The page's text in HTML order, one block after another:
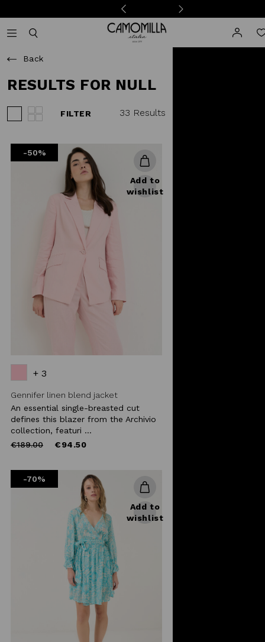
Camomilla Italia®
Back
RESULTS FOR NULL
FILTER 33 Results
-50%
Add to
wishlist
+ 3
Gennifer linen blend jacket
An essential single-breasted cut
defines this blazer from the Archivio
collection, featuri ...
Price
€189.00to €94.50
-70%
Add to
wishlist